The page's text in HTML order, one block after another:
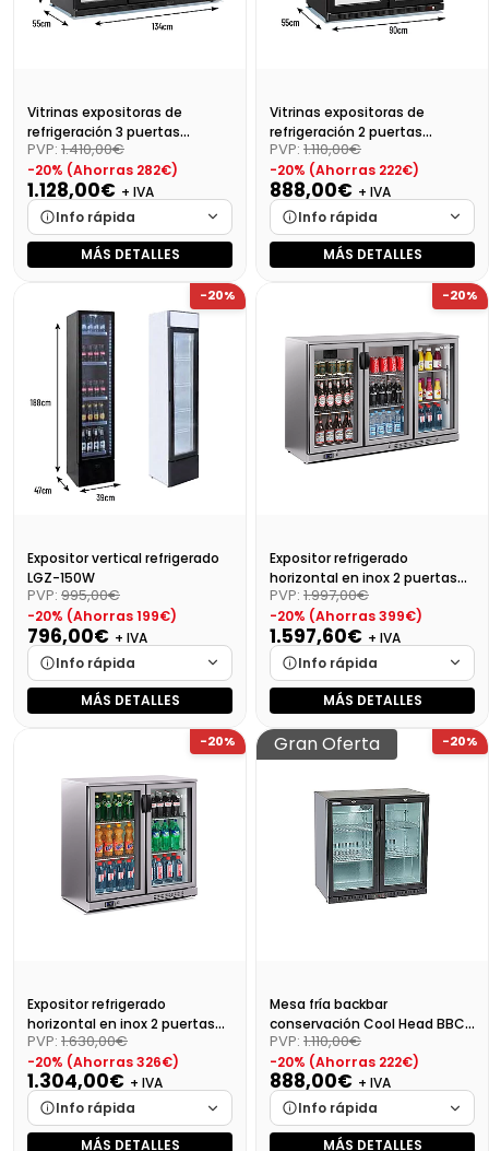
Vitrinas expositoras de
refrigeración 3 puertas
abatibles BBC-3
PVP: 1.410,00€
-20% (Ahorras 282€)
1.128,00€ + IVA
Info rápida
Marca
Cargando…
Cargando…
Disponibilidad
Cargando…
Precio final (+21%)
1364,88 €
MÁS DETALLES
Vitrinas expositoras de
refrigeración 2 puertas
abatibles BBC-2
PVP: 1.110,00€
-20% (Ahorras 222€)
888,00€ + IVA
Info rápida
Marca
Cargando…
Cargando…
Cargando…
Precio final (+21%)
1074,48 €
MÁS DETALLES
-20%
Expositor vertical refrigerado
LGZ-150W
PVP: 995,00€
-20% (Ahorras 199€)
796,00€ + IVA
Info rápida
Marca
Cargando…
Cargando…
Disponibilidad
Cargando…
Precio final (+21%)
963,16 €
MÁS DETALLES
-20%
Expositor refrigerado
horizontal en inox 2 puertas
ERV 35 II
PVP: 1.997,00€
-20% (Ahorras 399€)
1.597,60€ + IVA
Info rápida
Marca
Cargando…
Medidas
Cargando…
Precio final (+21%) 1933,10 €
MÁS DETALLES
-20%
Expositor refrigerado
horizontal en inox 2 puertas
ERV 25 II
PVP: 1.630,00€
-20% (Ahorras 326€)
1.304,00€ + IVA
Info rápida
MÁS DETALLES
Gran Oferta -20%
Mesa fría backbar
conservación Cool Head BBC
208H
PVP: 1.110,00€
-20% (Ahorras 222€)
888,00€ + IVA
Info rápida
MÁS DETALLES